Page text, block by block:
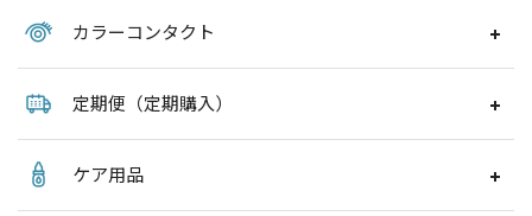
カラーコンタクト
定期便（定期購入）
ケア用品